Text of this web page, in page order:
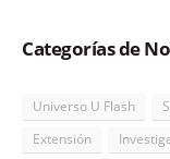
Categorías de
Universo U Flash
Extensión